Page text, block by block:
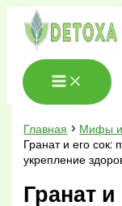
Перейти
содержимому
Главная
Мифы и
Гранат и его сок:
укрепление
Гранат